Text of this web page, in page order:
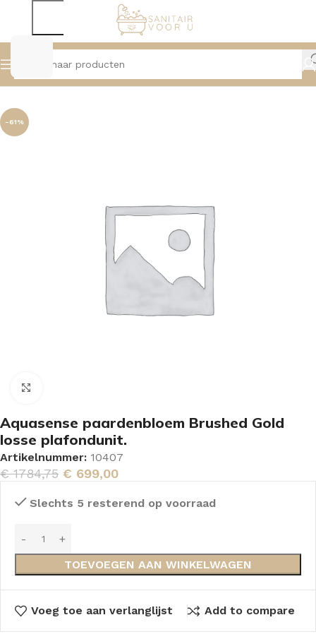
Home Douche Hoofddouches, Muur- en Plafondarmen
-61%
Aquasense paardenbloem Brushed Gold
losse plafondunit.
Artikelnummer: 10407
€1784,75 € 699,00
Slechts 5 resterend op voorraad
TOEVOEGEN AAN WINKELWAGEN
Voeg toe aan verlanglijst Add to compare